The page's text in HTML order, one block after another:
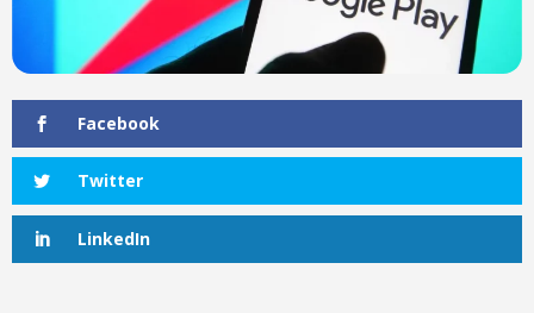
Facebook
Twitter
LinkedIn